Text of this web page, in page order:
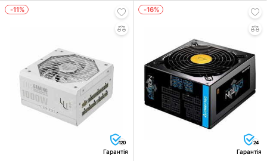
-11%
120
Гарантія
-16%
24
Гарантія